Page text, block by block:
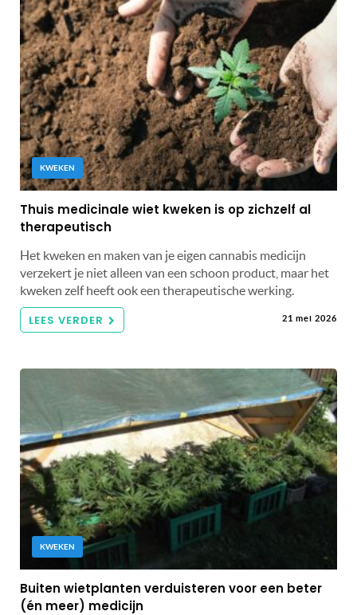
KWEKEN
Thuis medicinale wiet kweken is op zichzelf al
therapeutisch
Het kweken en maken van je eigen cannabis medicijn
verzekert je niet alleen van een schoon product, maar het
kweken zelf heeft ook een therapeutische werking.
LEES VERDER 21 mei 2026
KWEKEN
Buiten wietplanten verduisteren voor een beter
(én meer) medicijn